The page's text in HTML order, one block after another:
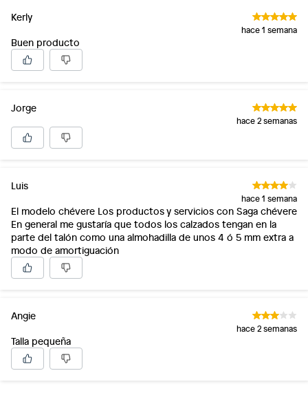
Kerly
hace 1 semana
Buen producto
Jorge
hace 2 semanas
Luis
hace 1 semana
El modelo chévere Los productos y servicios con Saga chévere
En general me gustaría que todos los calzados tengan en la
parte del talón como una almohadilla de unos 4 ó 5 mm extra a
modo de amortiguación
Angie
hace 2 semanas
Talla pequeña